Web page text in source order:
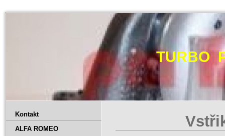
TURBO
Kontakt
ALFA ROMEO